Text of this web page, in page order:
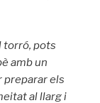
torró, pots
amb un
preparar els
al llarg i